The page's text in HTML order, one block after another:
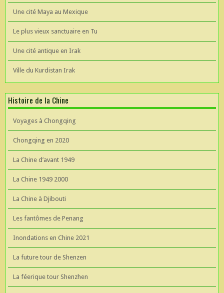
Une cité Maya au Mexique
Le plus vieux sanctuaire en Tu
Une cité antique en Irak
Ville du Kurdistan Irak
Histoire de la Chine
Voyages à Chongqing
Chongqing en 2020
La Chine d’avant 1949
La Chine 1949 2000
La Chine à Djibouti
Les fantômes de Penang
Inondations en Chine 2021
La future tour de Shenzen
La féerique tour Shenzhen